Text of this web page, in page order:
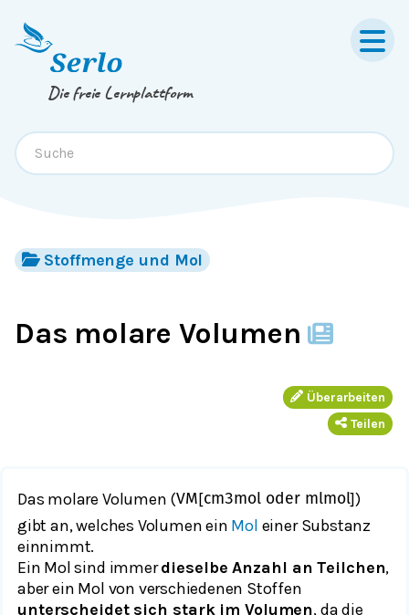
Springe zum
Die freie Lernplattform
Stoffmenge und Mol
Das molare Volumen
Überarbeiten
Teilen
Das molare Volumen (VM[cm3mol od er mlmol])
gibt an, welches Volumen ein Mol einer Substanz
einnimmt.
Ein Mol sind immerdieselbe Anzahl an Teilchen,
aber ein Mol von verschiedenen Stoffen
unterscheidet sich stark im Volumen, da die